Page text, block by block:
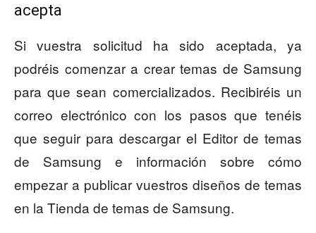
acepta
Si vuestra solicitud ha sido aceptada, ya
podréis comenzar a crear temas de Samsung
para que sean comercializados. Recibiréis un
correo electrónico con los pasos que tenéis
que seguir para descargar el Editor de temas
de Samsung e información sobre cómo
empezar a publicar vuestros diseños de temas
en la Tienda de temas de Samsung.